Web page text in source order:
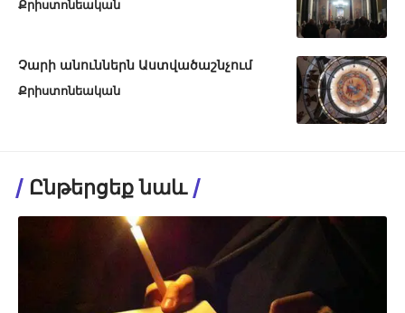
Քրիստոնեական
Չարի անուններն Աստվածաշնչում
Քրիստոնեական
Ընթերցեք նաև